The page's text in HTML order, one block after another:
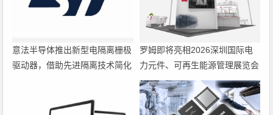
意法半导体推出新型电隔离栅极
驱动器，借助先进隔离技术简化
罗姆即将亮相2026深圳国际电
力元件、可再生能源管理展览会
暨研讨会